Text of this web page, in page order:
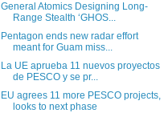
General Atomics Designing Long-
Range Stealth ‘GHOS...
Pentagon ends new radar effort
meant for Guam miss...
La UE aprueba 11 nuevos proyectos
de PESCO y se pr...
EU agrees 11 more PESCO projects,
looks to next phase